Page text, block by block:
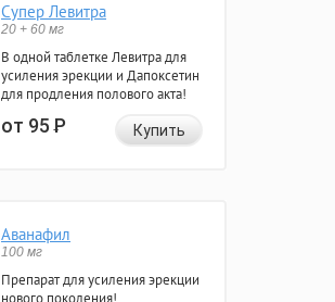
Супер Левитра
20 + 60 мг
В одной таблетке Левитра для
усиления эрекции и Дапоксетин
для продления полового акта!
от 95Р Купить
Аванафил
100 мг
Препарат для усиления эрекции